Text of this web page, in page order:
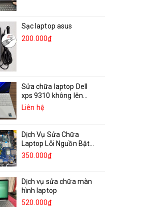
Sạc laptop asus
200.000₫
Sửa chữa laptop Dell
xps 9310 không lên...
Liên hệ
Dịch Vụ Sửa Chữa
Laptop Lỗi Nguồn Bật...
350.000₫
Dịch vụ sửa chữa màn
hình laptop
520.000₫